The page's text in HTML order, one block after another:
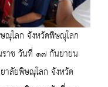
ณุโลก จังหวัดพิษณุโลก
าช วันที่ ๑๗ กันยายน
ลัยพิษณุโลก จังหวัด